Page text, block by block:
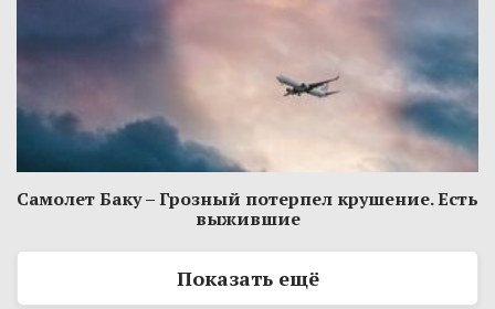
Самолет Баку – Грозный потерпел крушение. Есть
выжившие
Показать ещё